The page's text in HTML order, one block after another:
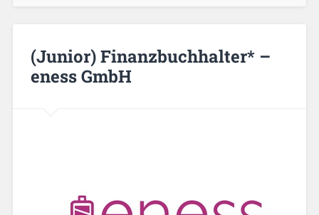
(Junior) Finanzbuchhalter* –
eness GmbH